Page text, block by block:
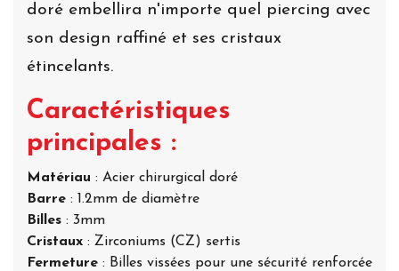
doré embellira n'importe quel piercing avec
son design raffiné et ses cristaux
étincelants.
Caractéristiques
principales :
Matériau : Acier chirurgical doré
Barre : 1.2mm de diamètre
Billes : 3mm
Cristaux : Zirconiums (CZ) sertis
Fermeture : Billes vissées pour une sécurité renforcée